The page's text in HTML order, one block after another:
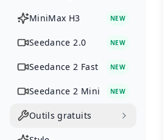
MiniMax H3 NEW
Seedance 2.0 NEW
Seedance 2 Fast NEW
Seedance 2 Mini NEW
Outils gratuits